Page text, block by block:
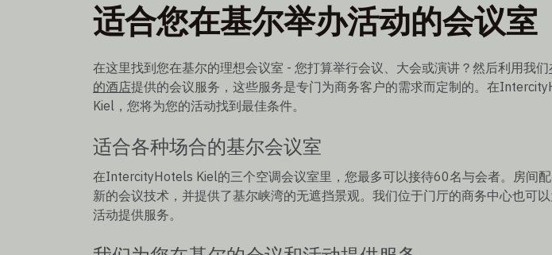
适合您在基尔举办活动的会议室
在这里找到您在基尔的理想会议室 - 您打算举行会议、大会或演讲？然后利用我们
的酒店提供的会议服务，这些服务是专门为商务客户的需求而定制的。在
Kiel，您将为您的活动找到最佳条件。
适合各种场合的基尔会议室
在IntercityHotels Kiel的三个空调会议室里，您最多可以接待60名与会者。房间
新的会议技术，并提供了基尔峡湾的无遮挡景观。我们位于门厅的商务中心也可
活动提供服务。